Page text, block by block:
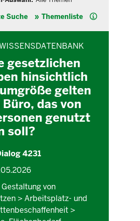
Suche Themenliste Hilfe
gesetzlichen
hinsichtlich
gelten
das von
genutzt
soll?
4231
von
> Arbeitsplatz- und
>